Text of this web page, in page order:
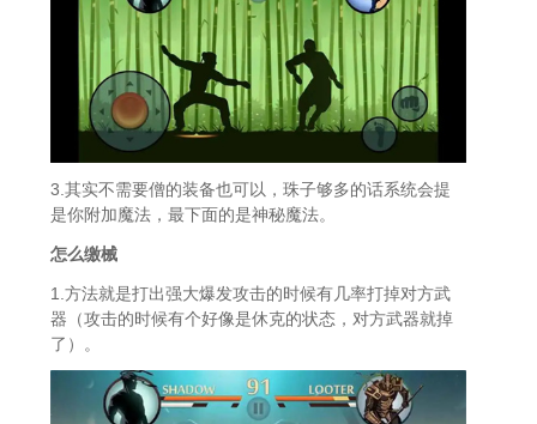
3.其实不需要僧的装备也可以，珠子够多的话系统会提
是你附加魔法，最下面的是神秘魔法。
怎么缴械
1.方法就是打出强大爆发攻击的时候有几率打掉对方武
器（攻击的时候有个好像是休克的状态，对方武器就掉
了）。